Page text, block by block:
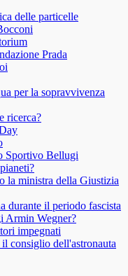
delle particelle
Prada
per la sopravvivenza
ricerca?
Sportivo Bellugi
la ministra della Giustizia
durante il periodo fascista
Armin Wegner?
impegnati
consiglio dell'astronauta